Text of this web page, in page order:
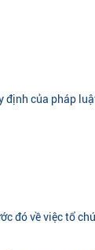
của pháp
đó về việc tổ